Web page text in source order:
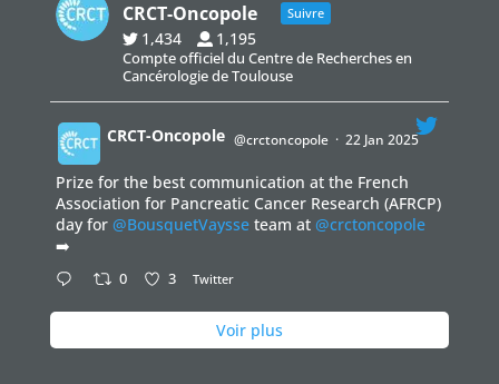
CRCT-Oncopole Suivre
1,434 1,195
Compte officiel du Centre de Recherches en
Cancérologie de Toulouse
;
CRCT-Oncopole @crctoncopole · 22 Jan 2025
Prize for the best communication at the French
Association for Pancreatic Cancer Research (AFRCP)
day for @BousquetVaysseteam at @crctoncopole
➡️
0 3 Twitter
Voir plus